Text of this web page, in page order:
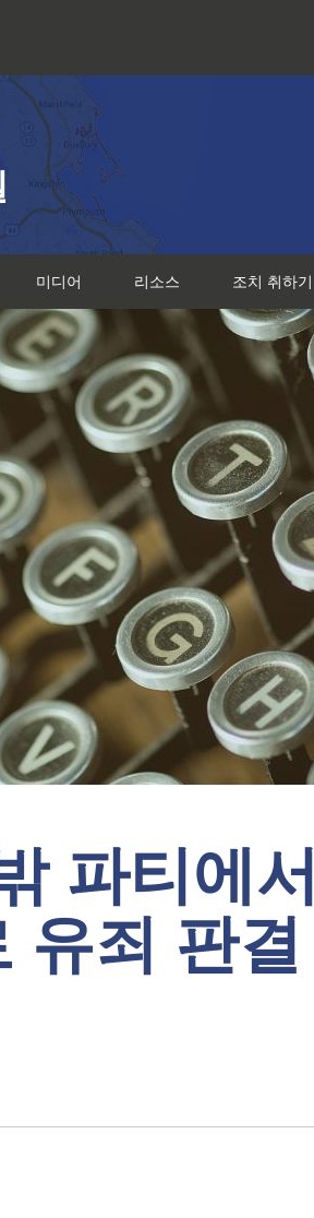
미디어 리소스 조치 취하기
파티에서
유죄 판결